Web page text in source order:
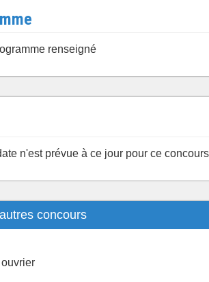
renseigné
n'est prévue à ce jour pour ce
concours